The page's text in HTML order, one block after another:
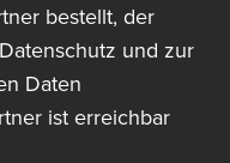
bestellt, der
und zur
Daten
ist erreichbar